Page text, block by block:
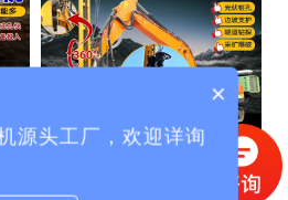
×
源头工厂，欢迎详询